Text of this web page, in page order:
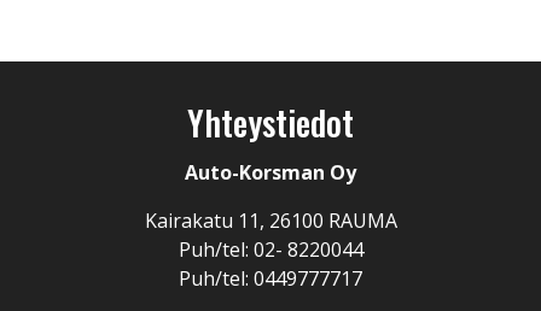
Yhteystiedot
Auto-Korsman Oy
Kairakatu 11, 26100 RAUMA
Puh/tel: 02- 8220044
Puh/tel: 0449777717